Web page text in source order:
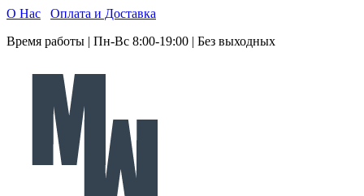
О Нас
Оплата и Доставка
Время работы | Пн-Вс 8:00-19:00 | Без выходных